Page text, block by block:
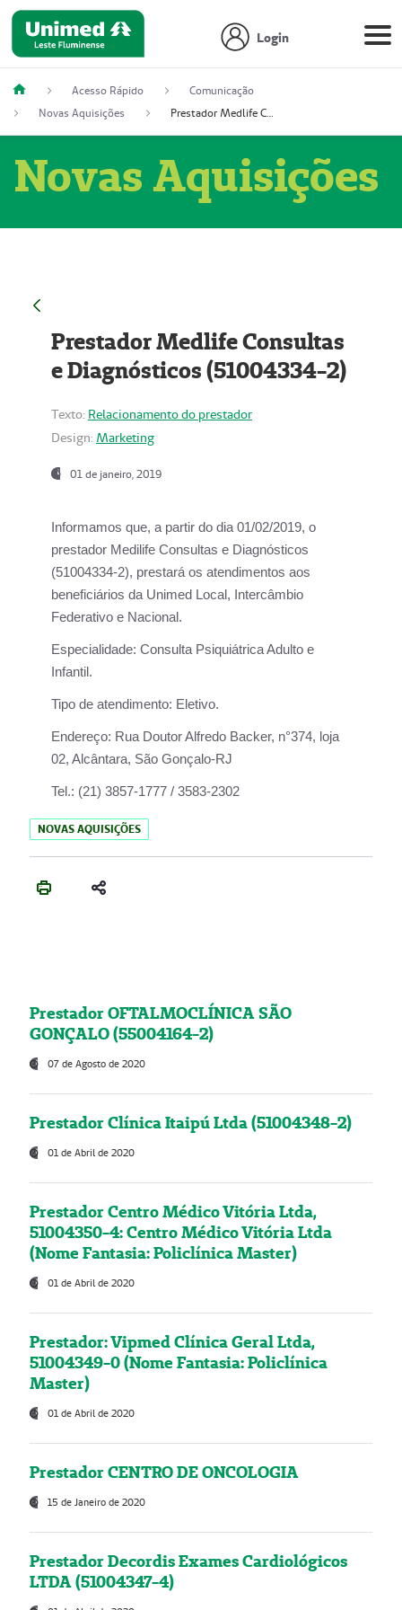
Login
Acesso Rápido
Comunicação
Novas Aquisições
Prestador Medlife Consultas e Diagnósticos (51004334-2)
Novas Aquisições
Prestador Medlife Consultas
e Diagnósticos (51004334-2)
Texto: Relacionamento do prestador
Design: Marketing
01 de janeiro, 2019
Informamos que, a partir do dia 01/02/2019, o
prestador Medilife Consultas e Diagnósticos
(51004334-2), prestará os atendimentos aos
beneficiários da Unimed Local, Intercâmbio
Federativo e Nacional.
Especialidade: Consulta Psiquiátrica Adulto e
Infantil.
Tipo de atendimento: Eletivo.
Endereço: Rua Doutor Alfredo Backer, n°374, loja
02, Alcântara, São Gonçalo-RJ
Tel.: (21) 3857-1777 / 3583-2302
NOVAS AQUISIÇÕES
Prestador OFTALMOCLÍNICA SÃO
GONÇALO (55004164-2)
07 de Agosto de 2020
Prestador Clínica Itaipú Ltda (51004348-2)
01 de Abril de 2020
Prestador Centro Médico Vitória Ltda,
51004350-4: Centro Médico Vitória Ltda
(Nome Fantasia: Policlínica Master)
01 de Abril de 2020
Prestador: Vipmed Clínica Geral Ltda,
51004349-0 (Nome Fantasia: Policlínica
Master)
01 de Abril de 2020
Prestador CENTRO DE ONCOLOGIA
15 de Janeiro de 2020
Prestador Decordis Exames Cardiológicos
LTDA (51004347-4)